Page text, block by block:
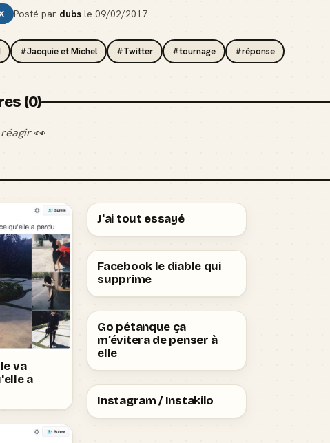
Posté par dubsle 09/02/2017
#Jacquie et Michel #Twitter #tournage #réponse
(0)
👀
va
a
J'ai tout essayé
Facebook le diable qui
supprime
Go pétanque ça
m’évitera de penser à
elle
Instagram / Instakilo